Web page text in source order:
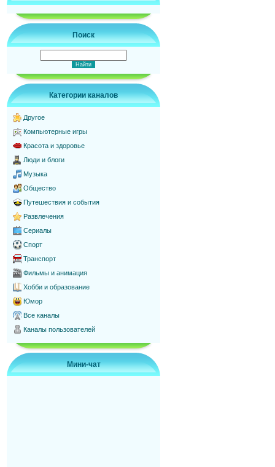
Поиск
Категории каналов
Другое
Компьютерные игры
Красота и здоровье
Люди и блоги
Музыка
Общество
Путешествия и события
Развлечения
Сериалы
Спорт
Транспорт
Фильмы и анимация
Хобби и образование
Юмор
Все каналы
Каналы пользователей
Мини-чат